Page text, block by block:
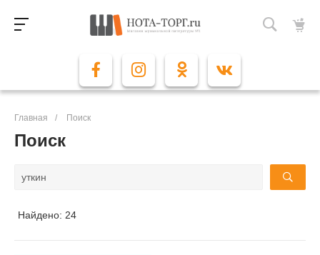
Главная / Поиск
Поиск
Найдено: 24